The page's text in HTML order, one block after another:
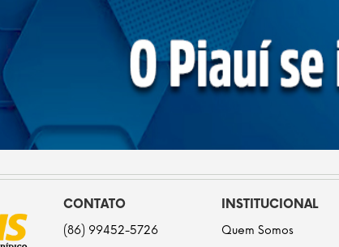
CONTATO
(86) 99452-5726
INSTITUCIONAL
Quem Somos